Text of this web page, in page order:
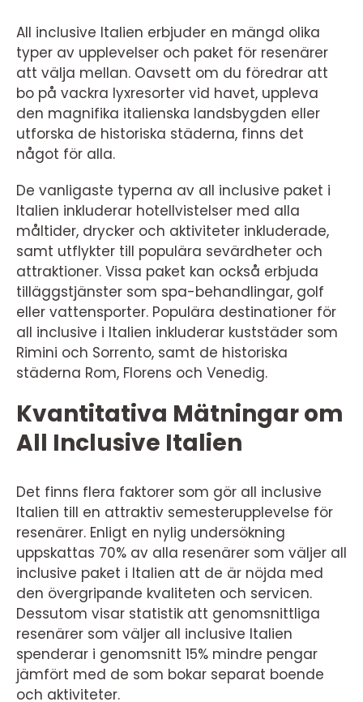
All inclusive Italien erbjuder en mängd olika
typer av upplevelser och paket för resenärer
att välja mellan. Oavsett om du föredrar att
bo på vackra lyxresorter vid havet, uppleva
den magnifika italienska landsbygden eller
utforska de historiska städerna, finns det
något för alla.
De vanligaste typerna av all inclusive paket i
Italien inkluderar hotellvistelser med alla
måltider, drycker och aktiviteter inkluderade,
samt utflykter till populära sevärdheter och
attraktioner. Vissa paket kan också erbjuda
tilläggstjänster som spa-behandlingar, golf
eller vattensporter. Populära destinationer för
all inclusive i Italien inkluderar kuststäder som
Rimini och Sorrento, samt de historiska
städerna Rom, Florens och Venedig.
Kvantitativa Mätningar om
All Inclusive Italien
Det finns flera faktorer som gör all inclusive
Italien till en attraktiv semesterupplevelse för
resenärer. Enligt en nylig undersökning
uppskattas 70% av alla resenärer som väljer all
inclusive paket i Italien att de är nöjda med
den övergripande kvaliteten och servicen.
Dessutom visar statistik att genomsnittliga
resenärer som väljer all inclusive Italien
spenderar i genomsnitt 15% mindre pengar
jämfört med de som bokar separat boende
och aktiviteter.